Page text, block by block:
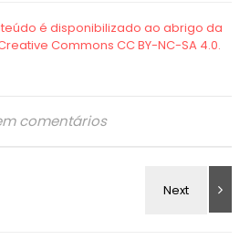
comentários